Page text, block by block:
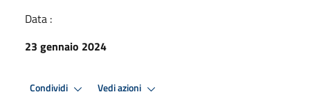
Data :
23 gennaio 2024
Condividi Vedi azioni